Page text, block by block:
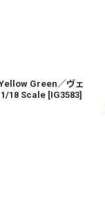
Green／ヴェ
1/18 Scale [IG3583]